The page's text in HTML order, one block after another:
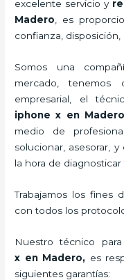
excelente servicio y
Madero , es
confianza, disposición,
Somos una
mercado, tenemos
empresarial, el
iphone x en Madero
medio de
solucionar, asesorar,
la hora de diagnosticar
Trabajamos los fines
con todos los
Nuestro técnico para
x en Madero, es
siguientes garantías: